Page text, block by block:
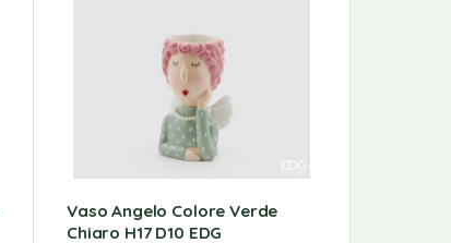
Vaso Angelo Colore Verde
Chiaro H17 D10 EDG